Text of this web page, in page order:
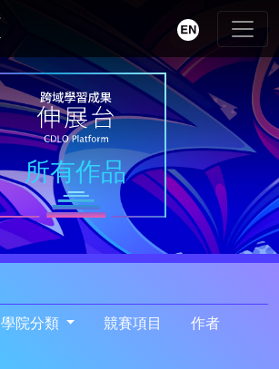
所有作品
學院分類 競賽項目 作者